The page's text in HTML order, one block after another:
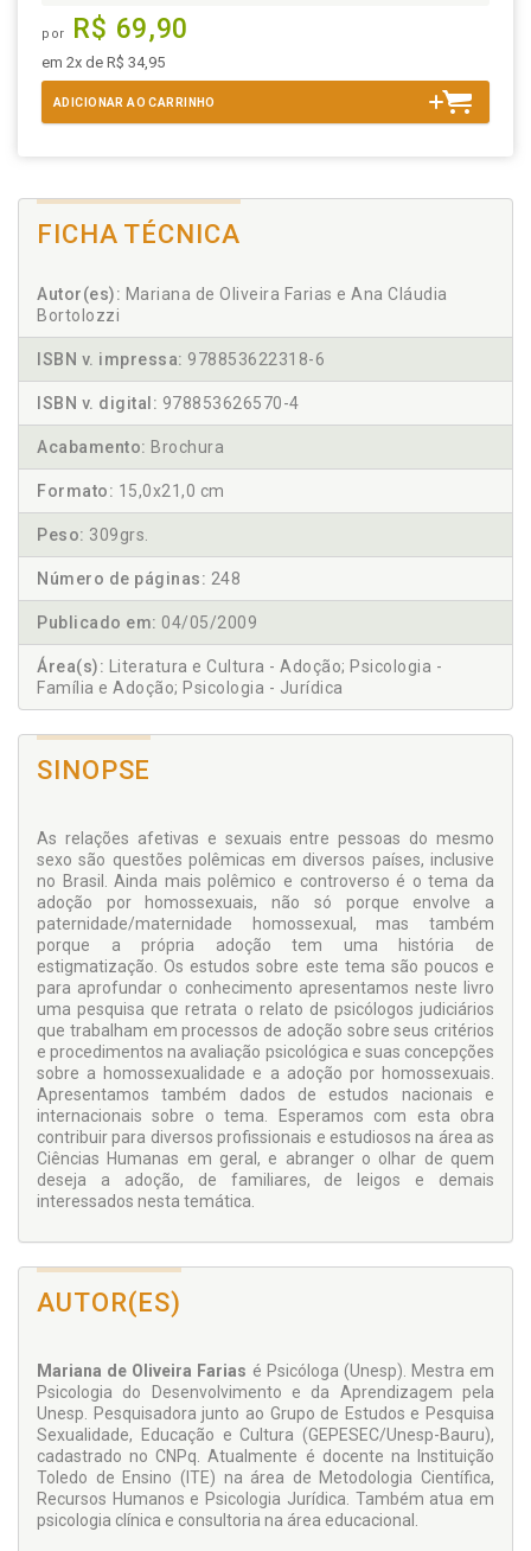
por R$ 69,90
em 2x de R$ 34,95
ADICIONAR AO CARRINHO
FICHA TÉCNICA
Autor(es): Mariana de Oliveira Farias e Ana Cláudia
Bortolozzi
ISBN v. impressa: 978853622318-6
ISBN v. digital: 978853626570-4
Acabamento: Brochura
Formato: 15,0x21,0 cm
Peso: 309grs.
Número de páginas: 248
Publicado em: 04/05/2009
Área(s): Literatura e Cultura - Adoção; Psicologia -
Família e Adoção; Psicologia - Jurídica
SINOPSE
As relações afetivas e sexuais entre pessoas do mesmo
sexo são questões polêmicas em diversos países, inclusive
no Brasil. Ainda mais polêmico e controverso é o tema da
adoção por homossexuais, não só porque envolve a
paternidade/maternidade homossexual, mas também
porque a própria adoção tem uma história de
estigmatização. Os estudos sobre este tema são poucos e
para aprofundar o conhecimento apresentamos neste livro
uma pesquisa que retrata o relato de psicólogos judiciários
que trabalham em processos de adoção sobre seus critérios
e procedimentos na avaliação psicológica e suas concepções
sobre a homossexualidade e a adoção por homossexuais.
Apresentamos também dados de estudos nacionais e
internacionais sobre o tema. Esperamos com esta obra
contribuir para diversos profissionais e estudiosos na área as
Ciências Humanas em geral, e abranger o olhar de quem
deseja a adoção, de familiares, de leigos e demais
interessados nesta temática.
AUTOR(ES)
Mariana de Oliveira Farias é Psicóloga (Unesp). Mestra em
Psicologia do Desenvolvimento e da Aprendizagem pela
Unesp. Pesquisadora junto ao Grupo de Estudos e Pesquisa
Sexualidade, Educação e Cultura (GEPESEC/Unesp-Bauru),
cadastrado no CNPq. Atualmente é docente na Instituição
Toledo de Ensino (ITE) na área de Metodologia Científica,
Recursos Humanos e Psicologia Jurídica. Também atua em
psicologia clínica e consultoria na área educacional.